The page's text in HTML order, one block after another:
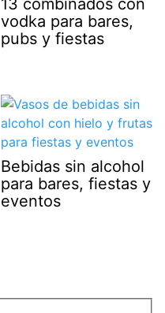
13 combinados con
vodka para bares,
pubs y fiestas
Bebidas sin alcohol
para bares, fiestas y
eventos